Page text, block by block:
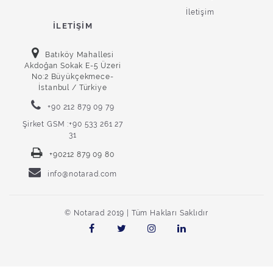
İletişim
İLETIŞIM
Batıköy Mahallesi
Akdoğan Sokak E-5 Üzeri
No:2 Büyükçekmece-
İstanbul / Türkiye
+90 212 879 09 79
Şirket GSM :+90 533 261 27
31
+90212 879 09 80
info@notarad.com
© Notarad 2019 | Tüm Hakları Saklıdır